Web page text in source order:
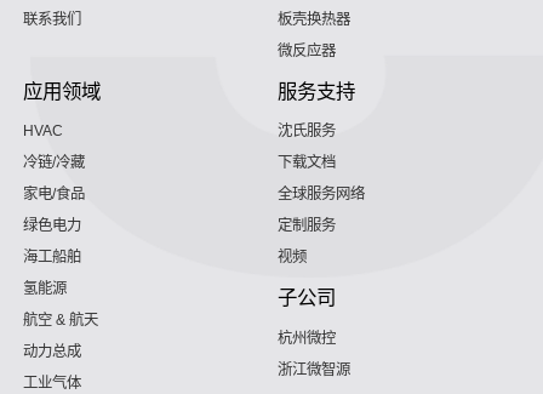
联系我们
板壳换热器
微反应器
应用领域
HVAC
冷链/冷藏
家电/食品
绿色电力
海工船舶
氢能源
航空 & 航天
动力总成
工业气体
服务支持
沈氏服务
下载文档
全球服务网络
定制服务
视频
子公司
杭州微控
浙江微智源